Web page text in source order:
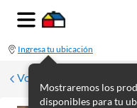
Ingresa tu ubicación
Mostraremos los
disponibles para tu
Volver